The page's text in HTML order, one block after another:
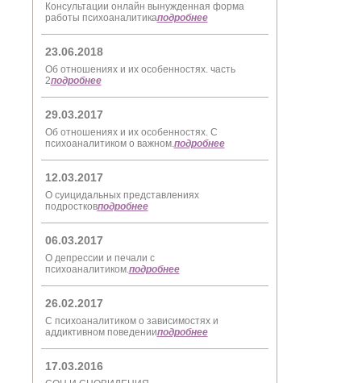
Консультации онлайн вынужденная форма
работы психоаналитикаподробнее
23.06.2018
Об отношениях и их особенностях. часть
2подробнее
29.03.2017
Об отношениях и их особенностях. С
психоаналитиком о важном.подробнее
12.03.2017
О суицидальных представлениях
подростковподробнее
06.03.2017
О депрессии и печали с
психоаналитиком.подробнее
26.02.2017
С психоаналитиком о зависимостях и
аддиктивном поведенииподробнее
17.03.2016